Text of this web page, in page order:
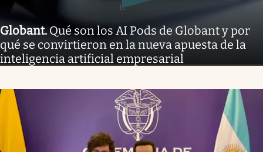
Globant.Qué son los AI Pods de Globant y por
qué se convirtieron en la nueva apuesta de la
inteligencia artificial empresarial